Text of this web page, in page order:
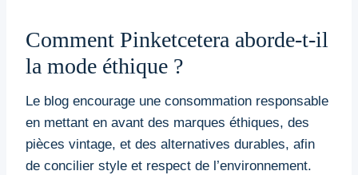
Comment Pinketcetera aborde-t-il
la mode éthique ?
Le blog encourage une consommation responsable
en mettant en avant des marques éthiques, des
pièces vintage, et des alternatives durables, afin
de concilier style et respect de l’environnement.